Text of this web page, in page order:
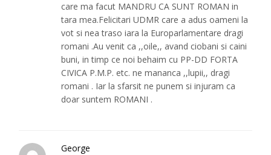
care ma facut MANDRU CA SUNT ROMAN in
tara mea.Felicitari UDMR care a adus oameni la
vot si nea traso iara la Europarlamentare dragi
romani .Au venit ca ,,oile,, avand ciobani si caini
buni, in timp ce noi behaim cu PP-DD FORTA
CIVICA P.M.P. etc. ne mananca ,,lupii,, dragi
romani . Iar la sfarsit ne punem si injuram ca
doar suntem ROMANI .
George